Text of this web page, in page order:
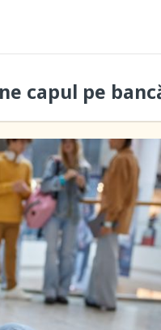
capul pe